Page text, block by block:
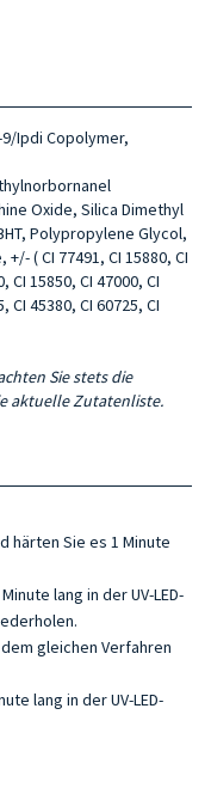
Ipdi Copolymer,
Oxide, Silica Dimethyl
Polypropylene Glycol,
( CI 77491, CI 15880, CI
CI 15850, CI 47000, CI
CI 45380, CI 60725, CI
Sie stets die
aktuelle Zutatenliste.
härten Sie es 1 Minute
lang in der UV-LED-
gleichen Verfahren
lang in der UV-LED-